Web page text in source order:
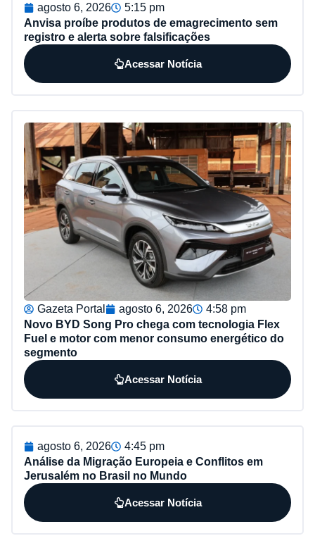
agosto 6, 2026
5:15 pm
Anvisa proíbe produtos de emagrecimento sem
registro e alerta sobre falsificações
Acessar Notícia
Gazeta Portal agosto 6, 2026
4:58 pm
Novo BYD Song Pro chega com tecnologia Flex
Fuel e motor com menor consumo energético do
segmento
Acessar Notícia
agosto 6, 2026
4:45 pm
Análise da Migração Europeia e Conflitos em
Jerusalém no Brasil no Mundo
Acessar Notícia